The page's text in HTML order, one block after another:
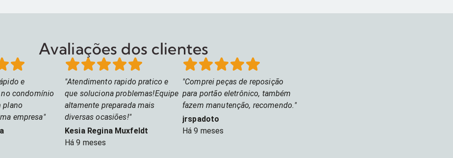
Intelbras desenvolve
para proporcionar mais tranquilidade e
eficiência para o seu dia a dia.
eletroímãs e solenoides. Com as
Avaliações dos clientes
e
condomínio
plano
empresa
Atendimento rapido pratico e
que soluciona problemas!Equipe
altamente preparada mais
diversas ocasiões!
Kesia Regina Muxfeldt
Há 9 meses
Comprei peças de reposição
para portão eletrônico, também
fazem manutenção, recomendo.
jrspadoto
Há 9 meses